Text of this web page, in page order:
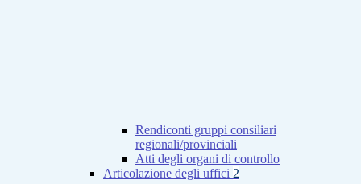
Rendiconti gruppi consiliari
regionali/provinciali
Atti degli organi di controllo
Articolazione degli uffici 2